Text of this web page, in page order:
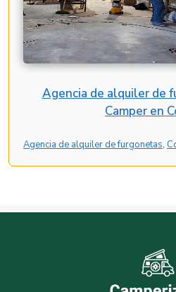
Agencia de alquiler de
Camper en
Agencia de alquiler de furgonetas,